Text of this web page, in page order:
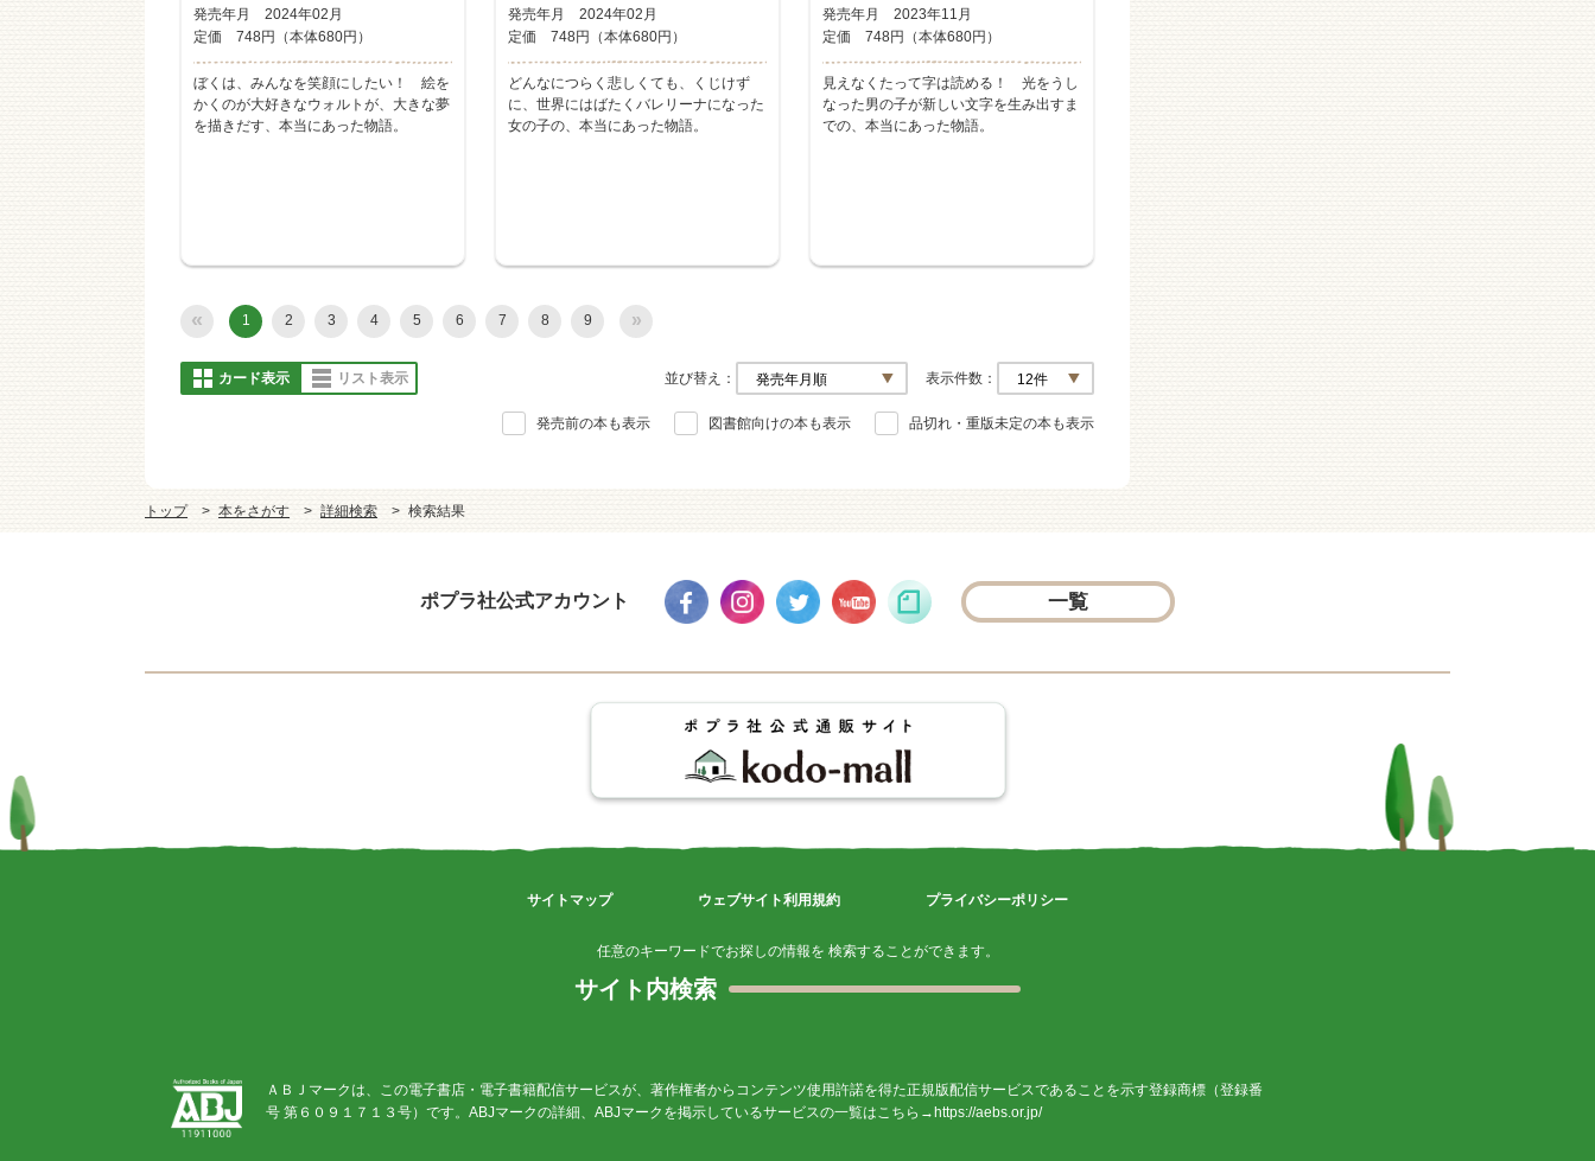
発売年月 2024年02月
定価 748円（本体680円）
ぼくは、みんなを笑顔にしたい！ 絵を
かくのが大好きなウォルトが、大きな夢
を描きだす、本当にあった物語。
発売年月 2024年02月
定価 748円（本体680円）
どんなにつらく悲しくても、くじけず
に、世界にはばたくバレリーナになった
女の子の、本当にあった物語。
発売年月 2023年11月
定価 748円（本体680円）
見えなくたって字は読める！ 光をうし
なった男の子が新しい文字を生み出すま
での、本当にあった物語。
« 1 2 3 4 5 6 7 8 9 »
カード表示 リスト表示 並び替え 表示件数
品切れ・重版未定の本も表示
図書館向けの本も表示
発売前の本も表示
トップ 本をさがす 詳細検索 検索結果
ポプラ社公式アカウント 一覧
サイトマップ ウェブサイト利用規約 プライバシーポリシー
任意のキーワードでお探しの情報を 検索することができます。
サイト内検索
ＡＢＪマークは、この電子書店・電子書籍配信サービスが、著作権者からコンテンツ使用許諾を得た正規版配信サービスであることを示す登録商標（登録番
号 第６０９１７１３号）です。ABJマークの詳細、ABJマークを掲示しているサービスの一覧はこちら→ https://aebs.or.jp/